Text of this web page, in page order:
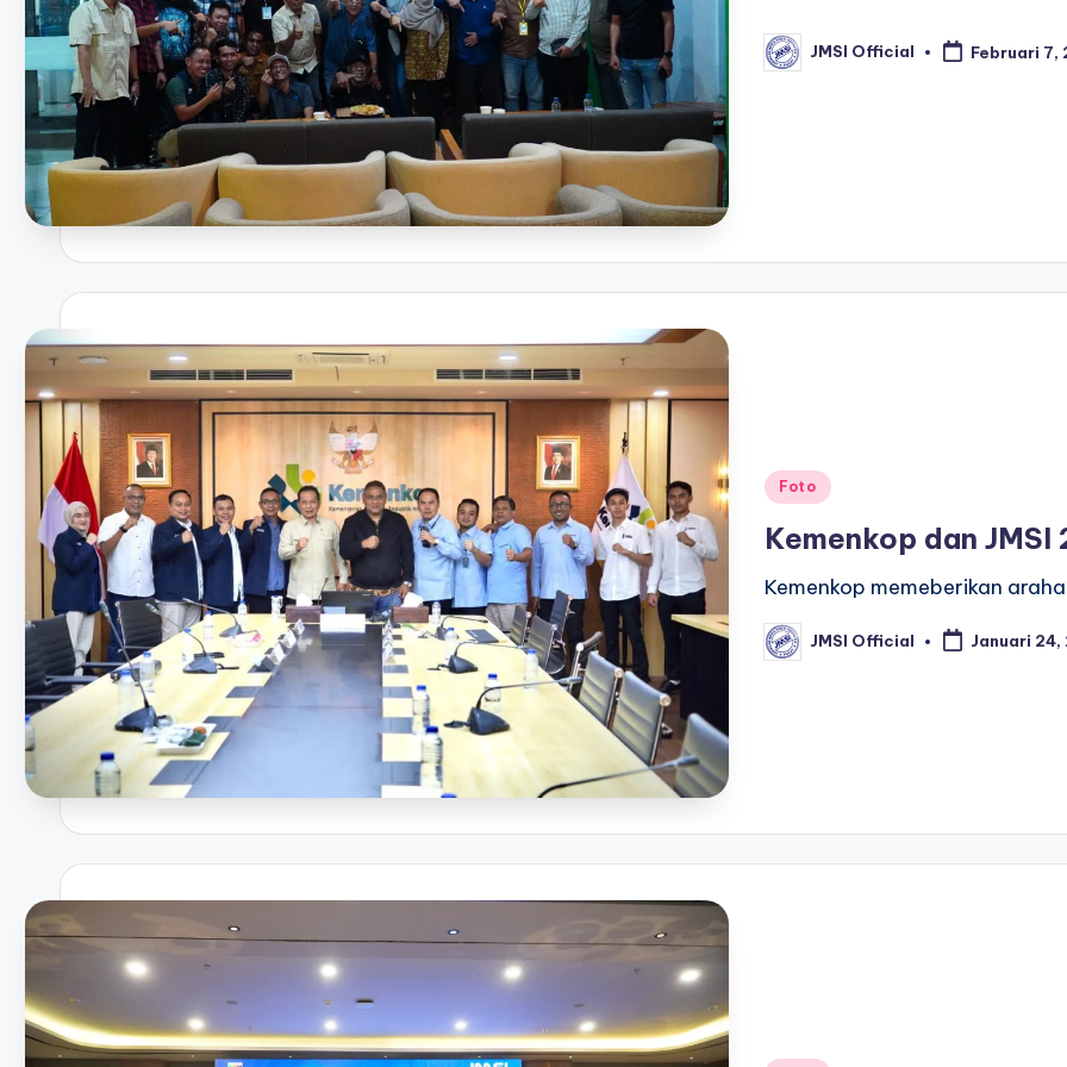
JMSI Official Februari 7,
Foto
Kemenkop dan JMSI
Kemenkop memeberikan
JMSI Official Januari